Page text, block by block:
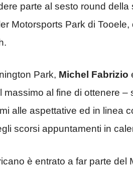
parte al sesto round
Motorsports Park di
Park, Michel Fabrizio
massimo al fine di ottenere
alle aspettative ed in linea
scorsi appuntamenti in
è entrato a far parte del